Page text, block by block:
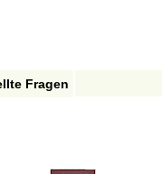
Fragen